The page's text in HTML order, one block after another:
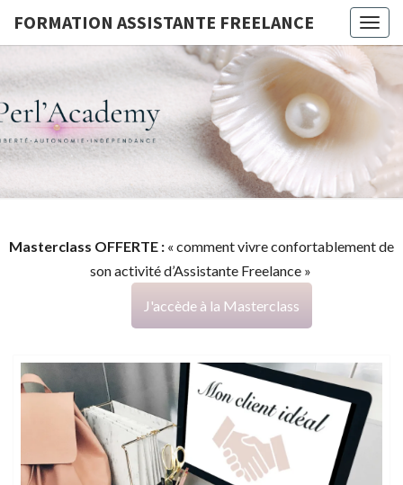
FORMATION ASSISTANTE FREELANCE
G
Masterclass OFFERTE : « comment vivre confortablement de
son activité d’Assistante Freelance »
J'accède à la Masterclass